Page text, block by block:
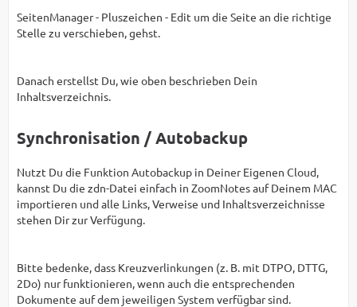
SeitenManager - Pluszeichen - Edit um die Seite an die richtige
Stelle zu verschieben, gehst.
Danach erstellst Du, wie oben beschrieben Dein
Inhaltsverzeichnis.
Synchronisation / Autobackup
Nutzt Du die Funktion Autobackup in Deiner Eigenen Cloud,
kannst Du die zdn-Datei einfach in ZoomNotes auf Deinem MAC
importieren und alle Links, Verweise und Inhaltsverzeichnisse
stehen Dir zur Verfügung.
Bitte bedenke, dass Kreuzverlinkungen (z. B. mit DTPO, DTTG,
2Do) nur funktionieren, wenn auch die entsprechenden
Dokumente auf dem jeweiligen System verfügbar sind.